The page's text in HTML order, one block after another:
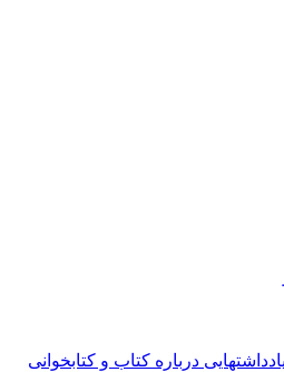
درباره کتاب و کتابخوانی